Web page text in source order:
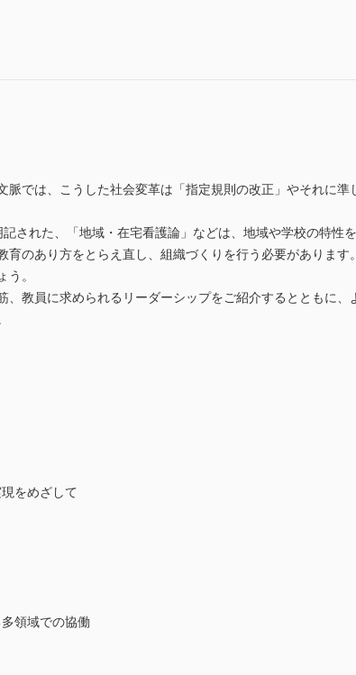
では、こうした社会変革は「指定規則の改正」やそれに準
された、「地域・在宅看護論」などは、地域や学校の特性
のあり方をとらえ直し、組織づくりを行う必要があります。
。
教員に求められるリーダーシップをご紹介するとともに、
をめざして
領域での協働